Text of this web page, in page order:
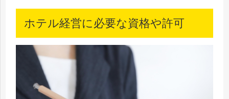
ホテル経営に必要な資格や許可